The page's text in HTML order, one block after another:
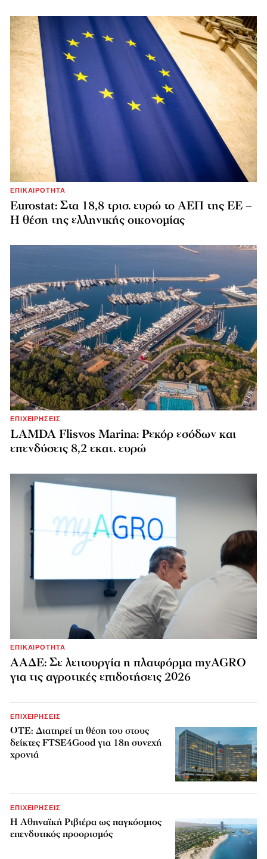
ΕΠΙΚΑΙΡΟΤΗΤΑ
Eurostat: Στα 18,8 τρισ. ευρώ το ΑΕΠ της ΕΕ –
Η θέση της ελληνικής οικονομίας
ΕΠΙΧΕΙΡΗΣΕΙΣ
LAMDA Flisvos Marina: Ρεκόρ εσόδων και
επενδύσεις 8,2 εκατ. ευρώ
ΕΠΙΚΑΙΡΟΤΗΤΑ
ΑΑΔΕ: Σε λειτουργία η πλατφόρμα myAGRO
για τις αγροτικές επιδοτήσεις 2026
ΕΠΙΧΕΙΡΗΣΕΙΣ
ΟΤΕ: Διατηρεί τη θέση του στους
δείκτες FTSE4Good για 18η συνεχή
χρονιά
ΕΠΙΧΕΙΡΗΣΕΙΣ
Η Αθηναϊκή Ριβιέρα ως παγκόσμιος
επενδυτικός προορισμός